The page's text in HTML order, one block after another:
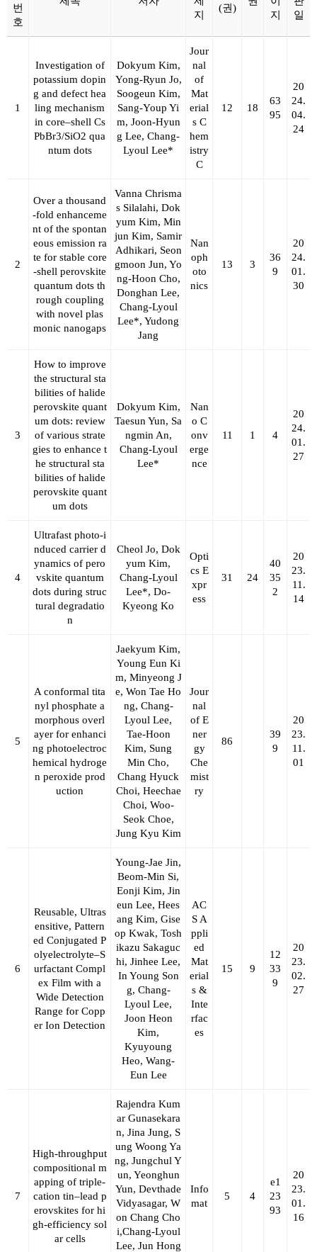
번
호
지
(권)
지
일
1
Investigation of
potassium dopin
g and defect hea
ling mechanism
in core–shell Cs
PbBr3/SiO2 qua
ntum dots
Dokyum Kim,
Yong-Ryun Jo,
Soogeun Kim,
Sang-Youp Yi
m, Joon-Hyun
g Lee, Chang-
Lyoul Lee*
Jour
nal
of
Mat
erial
s C
hem
istry
C
12 18
63
95
20
24.
04.
24
2
Over a thousand
-fold enhanceme
nt of the spontan
eous emission ra
te for stable core
-shell perovskite
quantum dots th
rough coupling
with novel plas
monic nanogaps
Vanna Chrisma
s Silalahi, Dok
yum Kim, Min
jun Kim, Samir
Adhikari, Seon
gmoon Jun, Yo
ng-Hoon Cho,
Donghan Lee,
Chang-Lyoul
Lee*, Yudong
Jang
Nan
oph
oto
nics
13 3
36
9
20
24.
01.
30
3
How to improve
the structural sta
bilities of halide
perovskite quant
um dots: review
of various strate
gies to enhance t
he structural sta
bilities of halide
perovskite quant
um dots
Dokyum Kim,
Taesun Yun, Sa
ngmin An,
Chang-Lyoul
Lee*
Nan
o C
onv
erge
nce
11 1 4
20
24.
01.
27
4
Ultrafast photo-i
nduced carrier d
ynamics of pero
vskite quantum
dots during struc
tural degradatio
n
Cheol Jo, Dok
yum Kim,
Chang-Lyoul
Lee*, Do-
Kyeong Ko
Opti
cs E
xpr
ess
31 24
40
35
2
20
23.
11.
14
5
A conformal tita
nyl phosphate a
morphous overl
ayer for enhanci
ng photoelectroc
hemical hydroge
n peroxide prod
uction
Jaekyum Kim,
Young Eun Ki
m, Minyeong J
e, Won Tae Ho
ng, Chang-
Lyoul Lee,
Tae-Hoon
Kim, Sung
Min Cho,
Chang Hyuck
Choi, Heechae
Choi, Woo-
Seok Choe,
Jung Kyu Kim
Jour
nal
of E
ner
gy
Che
mist
ry
86
39
9
20
23.
11.
01
6
Reusable, Ultras
ensitive, Pattern
ed Conjugated P
olyelectrolyte–S
urfactant Compl
ex Film with a
Wide Detection
Range for Copp
er Ion Detection
Young-Jae Jin,
Beom-Min Si,
Eonji Kim, Jin
eun Lee, Hees
ang Kim, Gise
op Kwak, Tosh
ikazu Sakaguc
hi, Jinhee Lee,
In Young Son
g, Chang-
Lyoul Lee,
Joon Heon
Kim,
Kyuyoung
Heo, Wang-
Eun Lee
AC
S A
ppli
ed
Mat
erial
s &
Inte
rfac
es
15 9
12
33
9
20
23.
02.
27
7
High-throughput
compositional m
apping of triple-
cation tin–lead p
erovskites for hi
gh-efficiency sol
ar cells
Rajendra Kum
ar Gunasekara
n, Jina Jung, S
ung Woong Ya
ng, Jungchul Y
un, Yeonghun
Yun, Devthade
Vidyasagar, W
on Chang Cho
i,Chang‐Lyoul
Lee, Jun Hong
Info
mat
5 4
e1
23
93
20
23.
01.
16